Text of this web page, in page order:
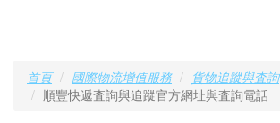
首頁 國際物流增值服務
貨物追蹤與査詢
順豐快遞査詢與追蹤官方網址與査詢電話